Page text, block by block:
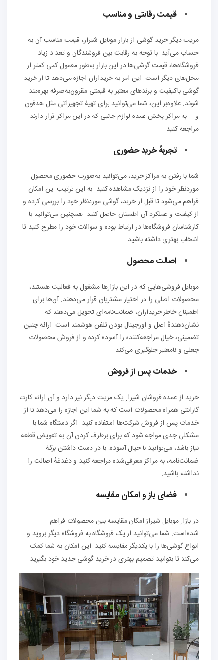
قیمت رقابتی و مناسب
مزیت دیگر خرید گوشی از بازار موبایل شیراز، قیمت مناسب آن به
حساب می‌آید. با توجه به رقابت بین فروشندگان و تعداد زیاد
فروشگاه‌ها، قیمت گوشی‌ها در این بازار به‌طور معمول کمی کمتر از
محل‌های دیگر است. این امر به خریداران اجازه می‌دهد تا از خرید
گوشی باکیفیت و برندهای معتبر به قیمتی مقرون‌به‌صرفه بهره‌مند
شوند. علاوه‌بر این، شما می‌توانید برای تهیهٔ تجهیزاتی مثل هدفون
و … به مراکز پخش عمده لوازم جانبی که در این مراکز قرار دارند
مراجعه کنید.
تجربهٔ خرید حضوری
شما با رفتن به مراکز خرید، می‌توانید به‌صورت حضوری محصول
موردنظر خود را از نزدیک مشاهده کنید. به این ترتیب این امکان
فراهم می‌شود تا قبل از خرید، گوشی موردنظر خود را بررسی کرده و
از کیفیت و عملکرد آن اطمینان حاصل کنید. همچنین می‌توانید با
کارشناسان فروشگاه‌ها در ارتباط بوده و سوالات خود را مطرح کنید تا
انتخاب بهتری داشته باشید.
اصالت محصول
موبایل فروشی‌هایی که در این بازارها مشغول به فعالیت هستند،
محصولات اصلی را در اختیار مشتریان قرار می‌دهند. آن‌ها برای
اطمینان خاطر خریداران، ضمانت‌نامه‌ای تحویل می‌دهند که
نشان‌دهندهٔ اصل و اورجینال بودن تلفن هوشمند است. ارائه چنین
تضمینی، خیال مراجعه‌کننده را آسوده کرده و از فروش محصولات
جعلی و نامعتبر جلوگیری می‌کند.
خدمات پس از فروش
خرید از عمده فروشان شیراز یک مزیت دیگر نیز دارد و آن ارائه کارت
گارانتی همراه محصولات است که به شما این اجازه را می‌دهد تا از
خدمات پس از فروش شرکت‌ها استفاده کنید. اگر دستگاه شما با
مشکلی جدی مواجه شود که برای برطرف کردن آن به تعویض قطعه
نیاز باشد، می‌توانید با خیال آسوده، با در دست داشتن برگهٔ
ضمانت‌نامه، به مراکز معرفی‌شده مراجعه کنید و دغدغهٔ اصالت را
نداشته باشید.
فضای باز و امکان مقایسه
در بازار موبایل شیراز امکان مقایسه بین محصولات فراهم
شده‌است. شما می‌توانید از یک فروشگاه به فروشگاه دیگر بروید و
انواع گوشی‌ها را با یکدیگر مقایسه کنید. این امکان به شما کمک
می‌کند تا بتوانید تصمیم بهتری در خرید گوشی جدید خود بگیرید.